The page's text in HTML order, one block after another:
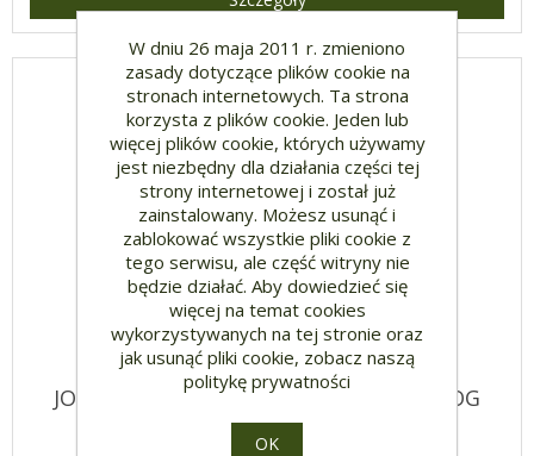
JOSEPH WILPERT (1857-1944) ARCHEOLOG
CHRZEŚCIJAŃSKI.
W dniu 26 maja 2011 r. zmieniono
zasady dotyczące plików cookie na
stronach internetowych. Ta strona
korzysta z plików cookie. Jeden lub
więcej plików cookie, których używamy
jest niezbędny dla działania części tej
strony internetowej i został już
zainstalowany. Możesz usunąć i
zablokować wszystkie pliki cookie z
tego serwisu, ale część witryny nie
będzie działać. Aby dowiedzieć się
więcej na temat cookies
wykorzystywanych na tej stronie oraz
jak usunąć pliki cookie, zobacz naszą
politykę prywatności
OK